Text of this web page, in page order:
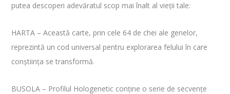
putea descoperi adevăratul scop mai înalt al vieții tale:
HARTA – Această carte, prin cele 64 de chei ale genelor,
reprezintă un cod universal pentru explorarea felului în care
conștiința se transformă.
BUSOLA – Profilul Hologenetic conține o serie de secvențe